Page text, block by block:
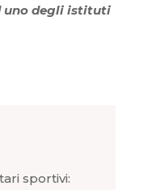
uno degli istituti
sportivi: